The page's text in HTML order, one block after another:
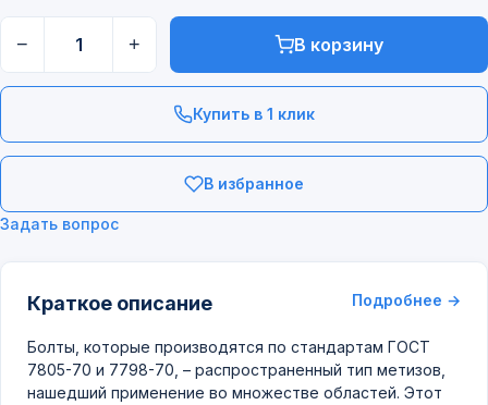
Краткое описание Подробнее →
Болты, которые производятся по стандартам ГОСТ
7805-70 и 7798-70, – распространенный тип метизов,
нашедший применение во множестве областей. Этот
− + В корзину
Купить в 1 клик
В избранное
Задать вопрос